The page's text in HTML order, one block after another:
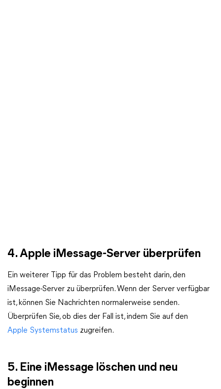
4. Apple iMessage-Server überprüfen
Ein weiterer Tipp für das Problem besteht darin, den
iMessage-Server zu überprüfen. Wenn der Server verfügbar
ist, können Sie Nachrichten normalerweise senden.
Überprüfen Sie, ob dies der Fall ist, indem Sie auf den
Apple Systemstatus zugreifen.
5. Eine iMessage löschen und neu
beginnen